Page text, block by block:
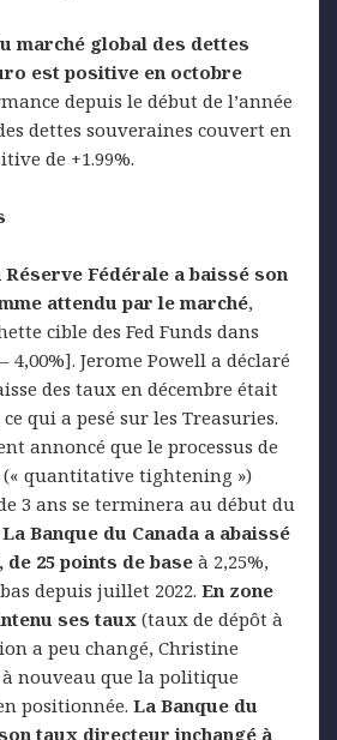
marché global des dettes
est positive en octobre
depuis le début de l’année
dettes souveraines couvert en
de +1.99%.
Fédérale a baissé son
attendu par le marché,
cible des Fed Funds dans
4,00%]. Jerome Powell a déclaré
des taux en décembre était
qui a pesé sur les Treasuries.
annoncé que le processus de
quantitative tightening »)
3 ans se terminera au début du
La Banque du Canada a abaissé
25 points de base à 2,25%,
depuis juillet 2022. En zone
ses taux (taux de dépôt à
a peu changé, Christine
nouveau que la politique
positionnée. La Banque du
taux directeur inchangé à